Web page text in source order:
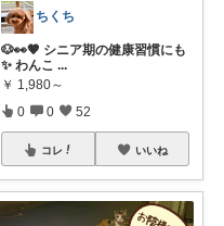
ちくち
🐶👀🤎 シニア期の健康習慣にも
✨ わんこ ...
￥ 1,980～
0 0 52
コレ いいね